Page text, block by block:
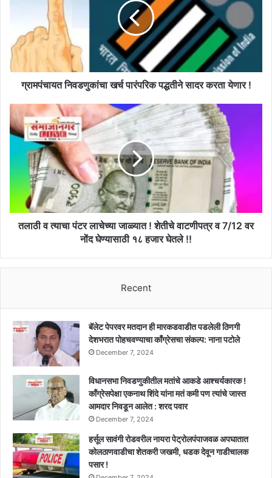
सादर
करता
येणार
!
ग्रामपंचायत निवडणुकांचा खर्च पारंपरिक पद्धतीने सादर करता येणार !
तलाठी
व
त्याचा
लाचेच्या
जाळ्यात
शेतीचे
वाटणीपत्र
!!
तलाठी व त्याचा पंटर लाचेच्या जाळ्यात ! शेतीचे वाटणीपत्र व 7/12 वर
नोंद घेण्यासाठी १८ हजार घेतले !!
Recent
बॅलेट पेपरवर मतदान ही मारकडवाडीत पडलेली ठिणगी
देशभरात पोहचवण्याचा काँग्रेसचा संकल्प: नाना पटोले
December 7, 2024
विधानसभा निवडणुकीतील मतांचे आकडे आश्चर्यकारक !
काँग्रेसपेक्षा एकनाथ शिंदे यांना मतं कमी पण त्यांचे जास्त
आमदार निवडून आलेत : शरद पवार
December 7, 2024
हर्सूल सावंगी रोडवरील नायरा पेट्रोलपंपाजवळ अपघातात
कोलठाणवाडीचा शेतकरी जखमी, धडक देवून गाडीचालक
पसार !